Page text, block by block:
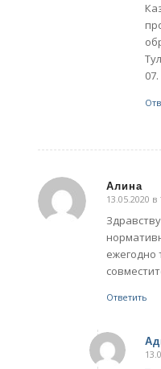
07.
Алина
говорит:
13.05.2020 в
ежегодно
Ответить